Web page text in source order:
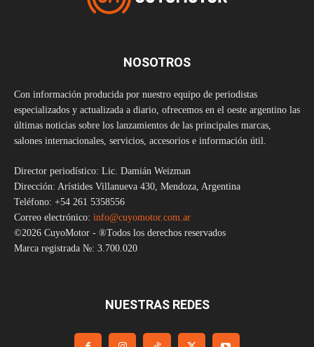
NOSOTROS
Con información producida por nuestro equipo de periodistas
especializados y actualizada a diario, ofrecemos en el oeste argentino las
últimas noticias sobre los lanzamientos de las principales marcas,
salones internacionales, servicios, accesorios e información útil.
Director periodístico: Lic. Damián Weizman
Dirección: Arístides Villanueva 430, Mendoza, Argentina
Teléfono: +54 261 5358556
Correo electrónico: info@cuyomotor.com.ar
©2026 CuyoMotor - ®Todos los derechos reservados
Marca registrada №: 3.700.020
NUESTRAS REDES